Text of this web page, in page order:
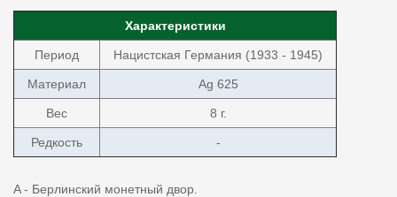
Характеристики
Период Нацистская Германия (1933 - 1945)
Материал Ag 625
Вес 8 г.
Редкость -
A - Берлинский монетный двор.